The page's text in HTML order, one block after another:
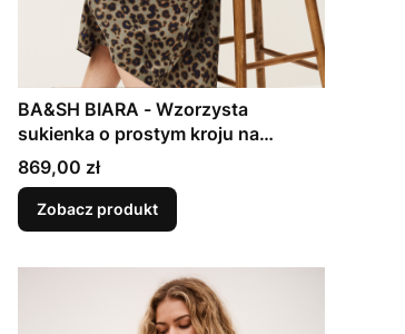
BA&SH BIARA - Wzorzysta
sukienka o prostym kroju na
łańcuszkowych ramiączkach
Cena
869,00 zł
Zobacz produkt